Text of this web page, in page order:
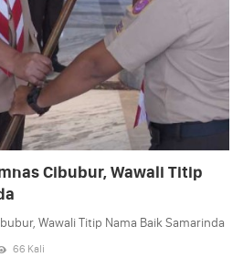
Cibubur, Wawali Titip
Wawali Titip Nama Baik Samarinda
66 Kali